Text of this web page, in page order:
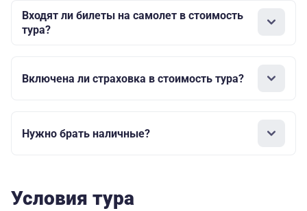
Входят ли билеты на самолет в стоимость
тура?
Включена ли страховка в стоимость тура?
Нужно брать наличные?
Условия тура